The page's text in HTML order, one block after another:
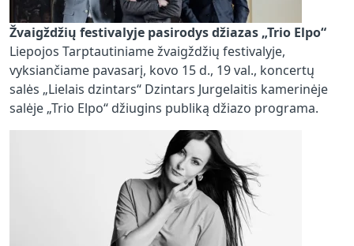
Žvaigždžių festivalyje pasirodys džiazas „Trio Elpo“
Liepojos Tarptautiniame žvaigždžių festivalyje,
vyksiančiame pavasarį, kovo 15 d., 19 val., koncertų
salės „Lielais dzintars“ Dzintars Jurgelaitis kamerinėje
salėje „Trio Elpo“ džiugins publiką džiazo programa.